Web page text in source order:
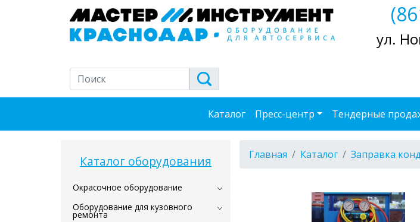
ул.
Каталог Пресс-центр Тендерные
Каталог оборудования
Окрасочное оборудование
Оборудование для кузовного
ремонта
Главная Каталог Заправка